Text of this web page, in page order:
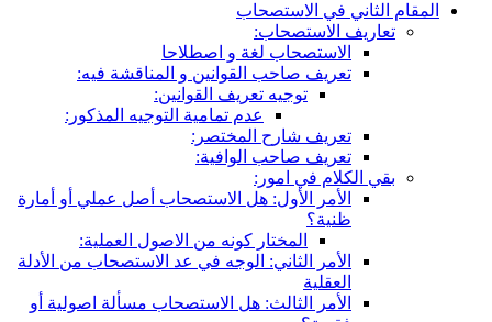
المقام الثاني في الاستصحاب
تعاريف الاستصحاب:
الاستصحاب لغة و اصطلاحا
تعريف صاحب القوانين و المناقشة فيه:
توجيه تعريف القوانين:
عدم تمامية التوجيه المذكور:
تعريف شارح المختصر:
تعريف صاحب الوافية:
بقي الكلام في امور:
الأمر الأول: هل الاستصحاب أصل عملي أو أمارة
ظنية؟
المختار كونه من الاصول العملية:
الأمر الثاني: الوجه في عد الاستصحاب من الأدلة
العقلية
الأمر الثالث: هل الاستصحاب مسألة اصولية أو